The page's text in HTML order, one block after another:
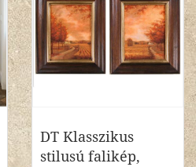
DT Klasszikus
stilusú falikép,